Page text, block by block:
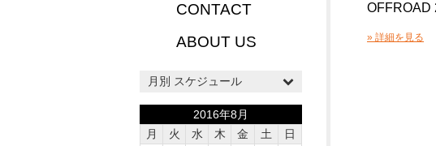
CONTACT
ABOUT US
月別 スケジュール
2016年8月
月
火 水 木 金 土
日
OFFROAD
» 詳細を見る